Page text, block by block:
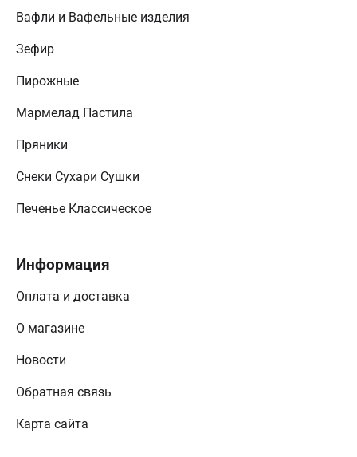
Вафли и Вафельные изделия
Зефир
Пирожные
Мармелад Пастила
Пряники
Снеки Сухари Сушки
Печенье Классическое
Информация
Оплата и доставка
О магазине
Новости
Обратная связь
Карта сайта